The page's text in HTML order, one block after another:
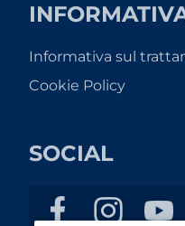
Informativa sul
Cookie Policy
SOCIAL